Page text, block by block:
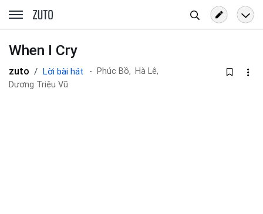
zuto.vn
kiếm
When I Cry
zuto Lời bài hát Phúc Bồ, Hà Lê,
Dương Triệu Vũ